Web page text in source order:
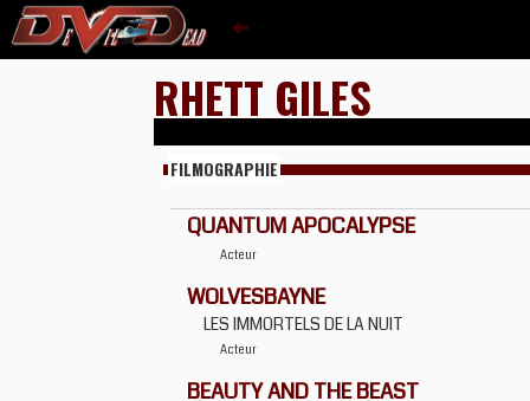
RHETT GILES
FILMOGRAPHIE
QUANTUM APOCALYPSE
Acteur
WOLVESBAYNE
LES IMMORTELS DE LA NUIT
Acteur
BEAUTY AND THE BEAST